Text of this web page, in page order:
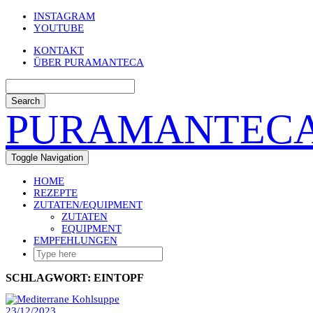
Skip
INSTAGRAM
YOUTUBE
KONTAKT
ÜBER PURAMANTECA
Search
Toggle Navigation
HOME
REZEPTE
ZUTATEN/EQUIPMENT
ZUTATEN
EQUIPMENT
EMPFEHLUNGEN
SCHLAGWORT: EINTOPF